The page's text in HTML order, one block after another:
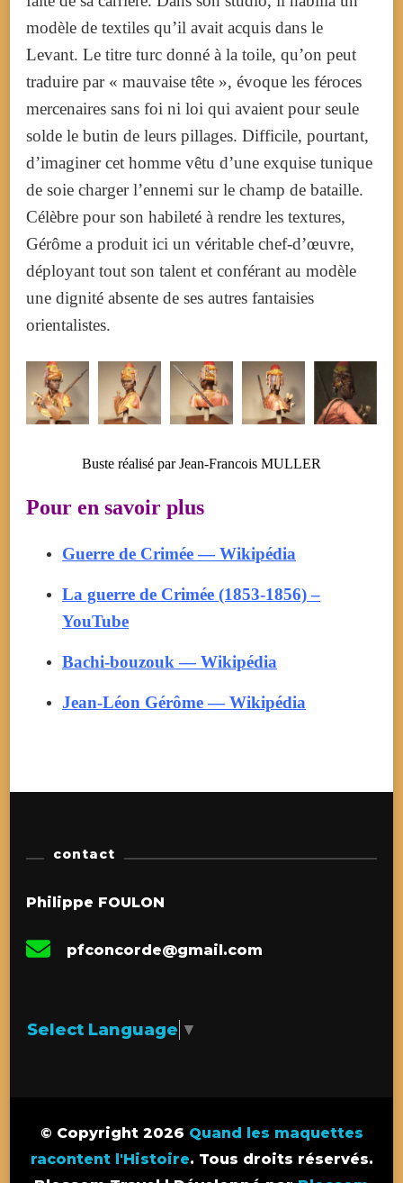
modèle de textiles qu’il avait acquis dans le
Levant. Le titre turc donné à la toile, qu’on peut
traduire par « mauvaise tête », évoque les féroces
mercenaires sans foi ni loi qui avaient pour seule
solde le butin de leurs pillages. Difficile, pourtant,
d’imaginer cet homme vêtu d’une exquise tunique
de soie charger l’ennemi sur le champ de bataille.
Célèbre pour son habileté à rendre les textures,
Gérôme a produit ici un véritable chef-d’œuvre,
déployant tout son talent et conférant au modèle
une dignité absente de ses autres fantaisies
orientalistes.
Buste réalisé par Jean-Francois MULLER
Pour en savoir plus
Guerre de Crimée — Wikipédia
La guerre de Crimée (1853-1856) –
YouTube
Bachi-bouzouk — Wikipédia
Jean-Léon Gérôme — Wikipédia
contact
Philippe FOULON
pfconcorde@gmail.com
Select Language ▼
© Copyright 2026 Quand les maquettes
racontent l'Histoire. Tous droits réservés.